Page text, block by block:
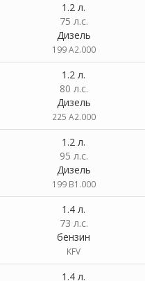
1.2 л.
75 л.с.
Дизель
199 A2.000
1.2 л.
80 л.с.
Дизель
225 A2.000
1.2 л.
95 л.с.
Дизель
199 B1.000
1.4 л.
73 л.с.
бензин
KFV
1.4 л.